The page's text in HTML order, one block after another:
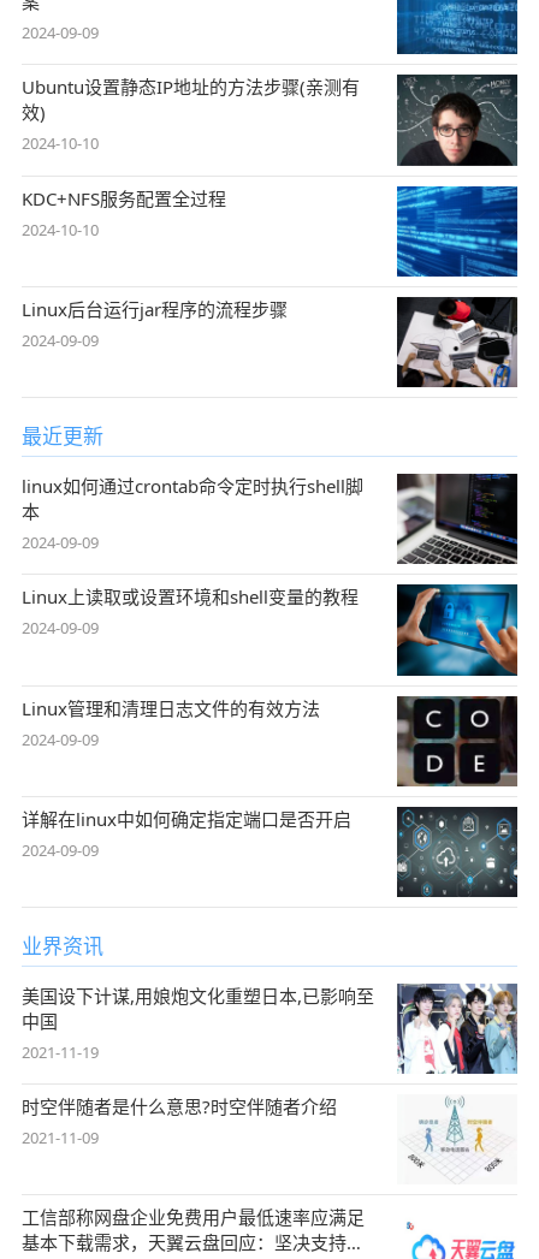
2024-09-09
Ubuntu设置静态IP地址的方法步骤(亲测有
效)
2024-10-10
KDC+NFS服务配置全过程
2024-10-10
Linux后台运行jar程序的流程步骤
2024-09-09
最近更新
linux如何通过crontab命令定时执行shell脚
本
2024-09-09
Linux上读取或设置环境和shell变量的教程
2024-09-09
Linux管理和清理日志文件的有效方法
2024-09-09
详解在linux中如何确定指定端口是否开启
2024-09-09
业界资讯
美国设下计谋,用娘炮文化重塑日本,已影响至
中国
2021-11-19
时空伴随者是什么意思?时空伴随者介绍
2021-11-09
工信部称网盘企业免费用户最低速率应满足
基本下载需求，天翼云盘回应：坚决支持，